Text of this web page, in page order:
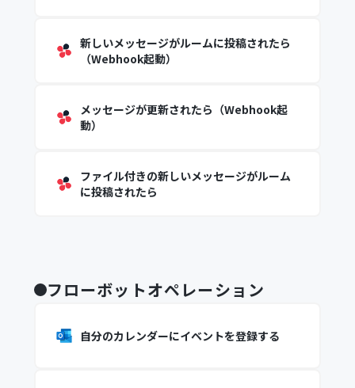
新しいメッセージがルームに投稿されたら
（Webhook起動）
メッセージが更新されたら（Webhook起
動）
ファイル付きの新しいメッセージがルーム
に投稿されたら
フローボットオペレーション
自分のカレンダーにイベントを登録する